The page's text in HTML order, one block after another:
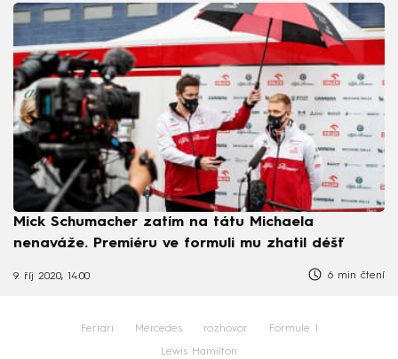
Mick Schumacher zatím na tátu Michaela
nenaváže. Premiéru ve formuli mu zhatil déšť
9. říj 2020, 14:00 6 min čtení
Ferrari Mercedes rozhovor Formule 1
Lewis Hamilton